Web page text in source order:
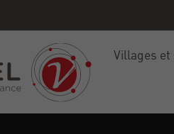
Villages